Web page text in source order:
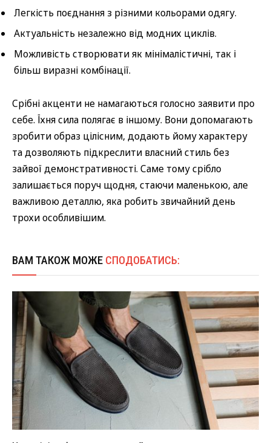
Легкість поєднання з різними кольорами одягу.
Актуальність незалежно від модних циклів.
Можливість створювати як мінімалістичні, так і
більш виразні комбінації.
Срібні акценти не намагаються голосно заявити про
себе. Їхня сила полягає в іншому. Вони допомагають
зробити образ цілісним, додають йому характеру
та дозволяють підкреслити власний стиль без
зайвої демонстративності. Саме тому срібло
залишається поруч щодня, стаючи маленькою, але
важливою деталлю, яка робить звичайний день
трохи особливішим.
ВАМ ТАКОЖ МОЖЕ СПОДОБАТИСЬ: